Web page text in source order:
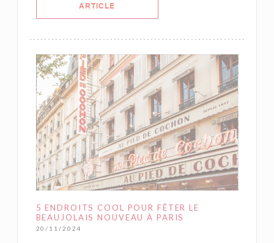
ARTICLE
5 ENDROITS COOL POUR FÊTER LE
BEAUJOLAIS NOUVEAU À PARIS
20/11/2024